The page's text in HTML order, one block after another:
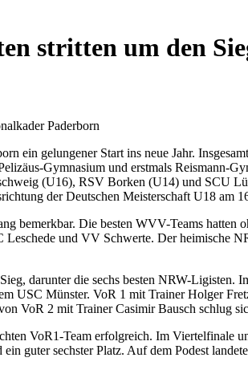
stritten um den
Paderborn
ein gelungener Start ins neue Jahr.
Gymnasium und erstmals
(U16), RSV Borken (U14) und SCU
der Deutschen Meisterschaft U18 am
bemerkbar. Die besten WVV-Teams hatten
und VV Schwerte. Der heimische
darunter die sechs besten NRW-
USC Münster. VoR 1 mit Trainer Holger
VoR 2 mit Trainer Casimir Bausch schlug
VoR1-Team erfolgreich. Im Viertelfinale
guter sechster Platz. Auf dem Podest